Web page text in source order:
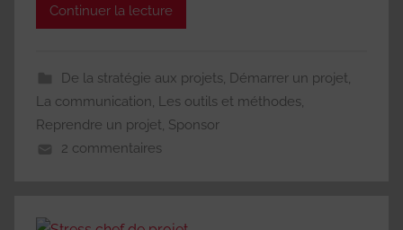
Continuer la lecture
De la stratégie aux projets, Démarrer un projet,
La communication, Les outils et méthodes,
Reprendre un projet, Sponsor
2 commentaires